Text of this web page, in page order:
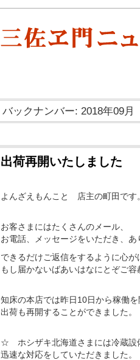
バックナンバー: 2018年09月
出荷再開いたしました
よんざえもんこと 店主の町田です。
お客さまにはたくさんのメール、
お電話、メッセージをいただき、あ
できるだけご返信をするように心が
もし届かないばあいはなにとぞご容
知床の本店では昨日10日から稼働を
出荷も再開することができました。
☆ ホシザキ北海道さまには冷蔵設
迅速な対応をしていただきました。